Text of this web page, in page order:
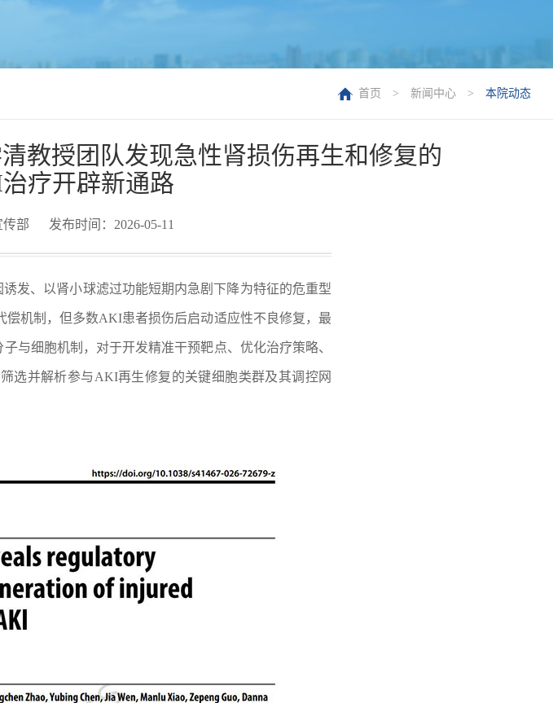
首页 > 新闻中心 > 本院动态
清教授团队发现急性肾损伤再生和修复的
疗开辟新通路
传部 发布时间：2026-05-11
发、以肾小球滤过功能短期内急剧下降为特征的危重型
偿机制，但多数AKI患者损伤后启动适应性不良修复，最
与细胞机制，对于开发精准干预靶点、优化治疗策略、
选并解析参与AKI再生修复的关键细胞类群及其调控网